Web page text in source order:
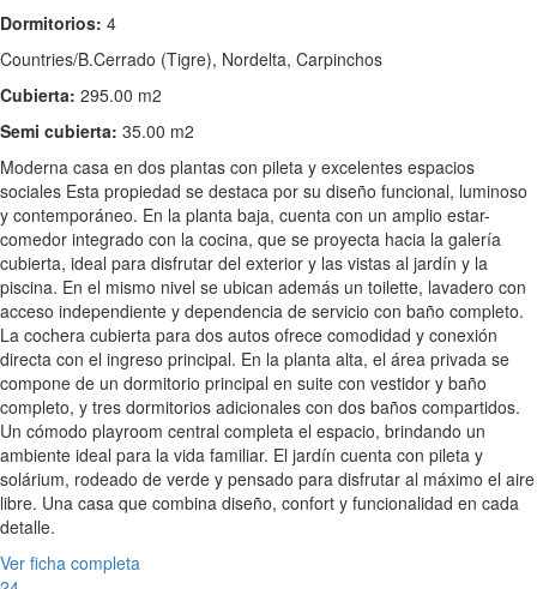
Dormitorios: 4
Countries/B.Cerrado (Tigre), Nordelta, Carpinchos
Cubierta: 295.00 m2
Semi cubierta: 35.00 m2
Moderna casa en dos plantas con pileta y excelentes espacios
sociales Esta propiedad se destaca por su diseño funcional, luminoso
y contemporáneo. En la planta baja, cuenta con un amplio estar-
comedor integrado con la cocina, que se proyecta hacia la galería
cubierta, ideal para disfrutar del exterior y las vistas al jardín y la
piscina. En el mismo nivel se ubican además un toilette, lavadero con
acceso independiente y dependencia de servicio con baño completo.
La cochera cubierta para dos autos ofrece comodidad y conexión
directa con el ingreso principal. En la planta alta, el área privada se
compone de un dormitorio principal en suite con vestidor y baño
completo, y tres dormitorios adicionales con dos baños compartidos.
Un cómodo playroom central completa el espacio, brindando un
ambiente ideal para la vida familiar. El jardín cuenta con pileta y
solárium, rodeado de verde y pensado para disfrutar al máximo el aire
libre. Una casa que combina diseño, confort y funcionalidad en cada
detalle.
Ver ficha completa